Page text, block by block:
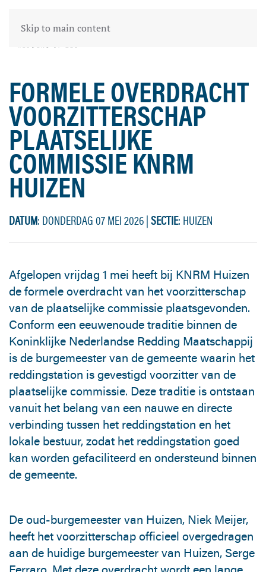
Skip to main content
FORMELE OVERDRACHT
VOORZITTERSCHAP
PLAATSELIJKE
COMMISSIE KNRM
HUIZEN
DATUM: DONDERDAG 07 MEI 2026|SECTIE: HUIZEN
Afgelopen vrijdag 1 mei heeft bij KNRM Huizen
de formele overdracht van het voorzitterschap
van de plaatselijke commissie plaatsgevonden.
Conform een eeuwenoude traditie binnen de
Koninklijke Nederlandse Redding Maatschappij
is de burgemeester van de gemeente waarin het
reddingstation is gevestigd voorzitter van de
plaatselijke commissie. Deze traditie is ontstaan
vanuit het belang van een nauwe en directe
verbinding tussen het reddingstation en het
lokale bestuur, zodat het reddingstation goed
kan worden gefaciliteerd en ondersteund binnen
de gemeente.
De oud-burgemeester van Huizen, Niek Meijer,
heeft het voorzitterschap officieel overgedragen
aan de huidige burgemeester van Huizen, Serge